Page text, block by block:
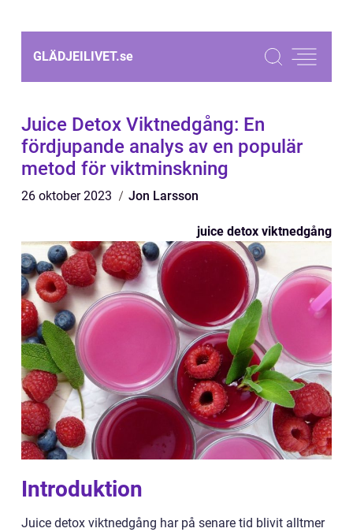
GLÄDJEILIVET.se
Juice Detox Viktnedgång: En
fördjupande analys av en populär
metod för viktminskning
26 oktober 2023 Jon Larsson
juice detox viktnedgång
Introduktion
Juice detox viktnedgång har på senare tid blivit alltmer